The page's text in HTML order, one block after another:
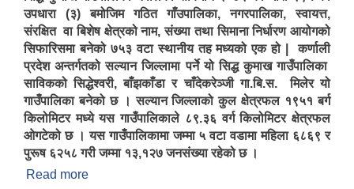
उपधारा (३) बमोजिम गठित गाँउपालिका, नगरपालिका, स्वायत्त,
संरक्षित वा बिशेष क्षेत्रको नाम, संख्या तथा सिमाना निर्धारण आयोगको
सिफारिसमा बनेको ७५३ वटा स्थानीय तह मध्यको एक हो | कर्णाली
प्रदेश अन्तर्गतको सल्यान जिल्लामा पर्ने यो सिद्ध कुमाख गाउँपालिका
साविकको सिद्धेश्वरी, बाँझकाँडा र चाँदेकरेञ्जी गा.बि.स. मिलेर यो
गाउँपालिका बनेको छ । सल्यान जिल्लाको कुल क्षेत्रफल १९५१ बर्ग
किलोमिटर मध्ये यस गाउँपालिकाले ८९.३६ वर्ग किलोमिटर क्षेत्रफल
ओगटेको छ । यस गाउँपालिकामा जम्मा ५ वटा वडामा महिला ६८६९ र
पुरूष ६२५८ गरी जम्मा १३,१२७ जनसंख्या रहेको छ ।
Read more